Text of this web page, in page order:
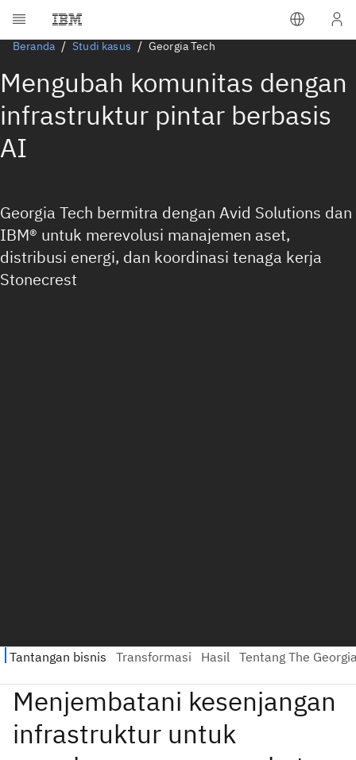
Beranda Studi kasus Georgia Tech
Mengubah komunitas dengan
infrastruktur pintar berbasis
AI
Georgia Tech bermitra dengan Avid Solutions dan
IBM® untuk merevolusi manajemen aset,
distribusi energi, dan koordinasi tenaga kerja
Stonecrest